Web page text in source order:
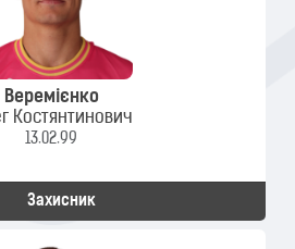
Веремієнко
Костянтинович
13.02.99
Захисник